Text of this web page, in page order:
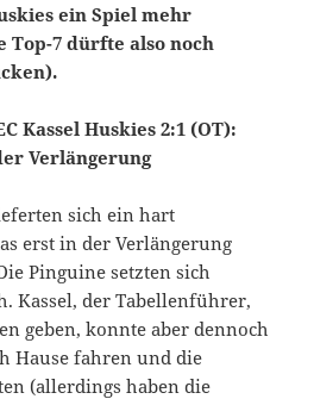
ein Spiel mehr
Top-7 dürfte also noch
Kassel Huskies 2:1 (OT):
Verlängerung
sich ein hart
erst in der Verlängerung
Pinguine setzten sich
Kassel, der Tabellenführer,
geben, konnte aber dennoch
Hause fahren und die
(allerdings haben die